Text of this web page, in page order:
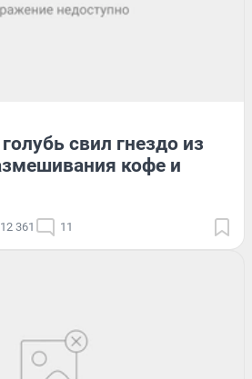
свил гнездо из
кофе и
12 361 11